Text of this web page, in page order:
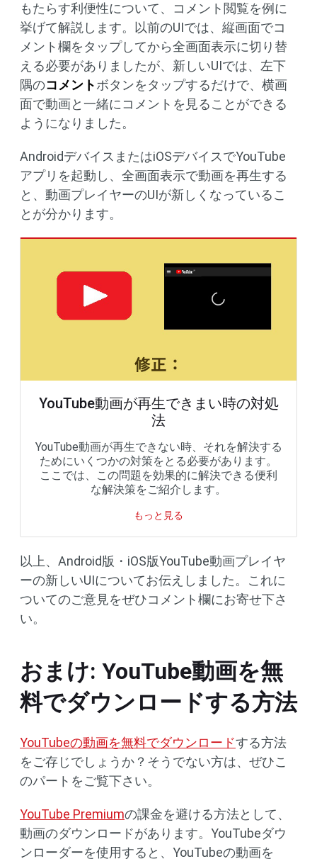
もたらす利便性について、コメント閲覧を例に
挙げて解説します。以前のUIでは、縦画面でコ
メント欄をタップしてから全画面表示に切り替
える必要がありましたが、新しいUIでは、左下
隅のコメントボタンをタップするだけで、横画
面で動画と一緒にコメントを見ることができる
ようになりました。
AndroidデバイスまたはiOSデバイスでYouTube
アプリを起動し、全画面表示で動画を再生する
と、動画プレイヤーのUIが新しくなっているこ
とが分かります。
YouTube動画が再生できまい時の対処
法
YouTube動画が再生できない時、それを解決する
ためにいくつかの対策をとる必要があります。
ここでは、この問題を効果的に解決できる便利
な解決策をご紹介します。
もっと見る
以上、Android版・iOS版YouTube動画プレイヤ
ーの新しいUIについてお伝えしました。これに
ついてのご意見をぜひコメント欄にお寄せ下さ
い。
おまけ: YouTube動画を無
料でダウンロードする方法
YouTubeの動画を無料でダウンロードする方法
をご存じでしょうか？そうでない方は、ぜひこ
のパートをご覧下さい。
YouTube Premiumの課金を避ける方法として、
動画のダウンロードがあります。YouTubeダウ
ンローダーを使用すると、YouTubeの動画を